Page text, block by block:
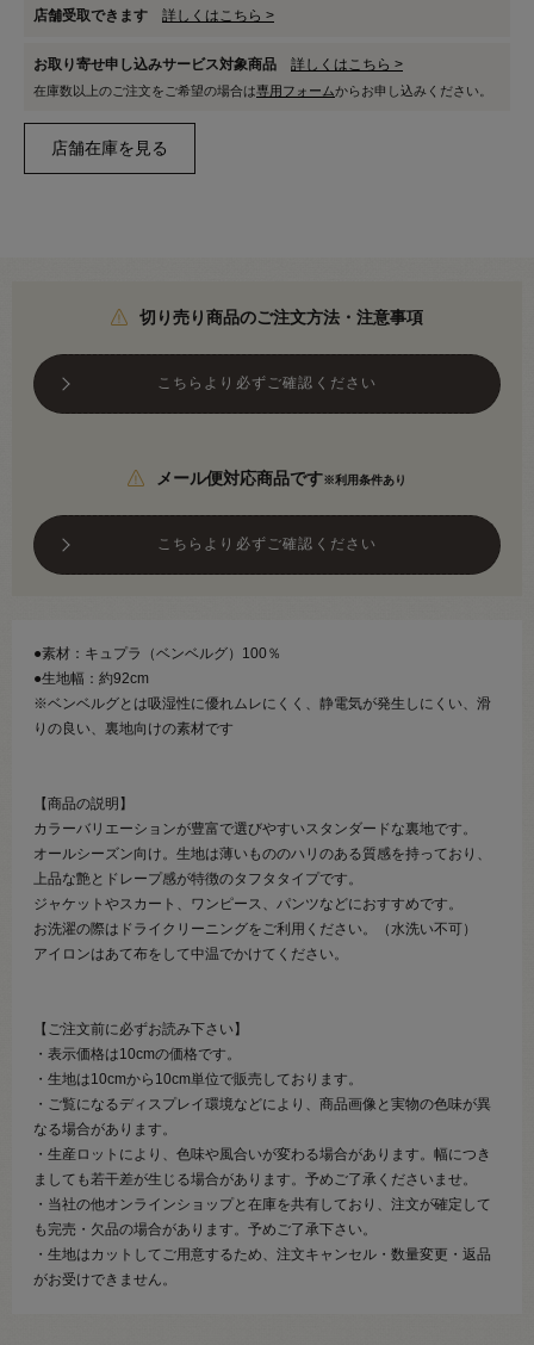
店舗受取できます 詳しくはこちら >
お取り寄せ申し込みサービス対象商品 詳しくはこちら >
在庫数以上のご注文をご希望の場合は専用フォームからお申し込みください。
切り売り商品のご注文方法・注意事項
こちらより必ずご確認ください
メール便対応商品です※利用条件あり
こちらより必ずご確認ください
●素材：キュプラ（ベンベルグ）100％
●生地幅：約92cm
※ベンベルグとは吸湿性に優れムレにくく、静電気が発生しにくい、滑
りの良い、裏地向けの素材です
【商品の説明】
カラーバリエーションが豊富で選びやすいスタンダードな裏地です。
オールシーズン向け。生地は薄いもののハリのある質感を持っており、
上品な艶とドレープ感が特徴のタフタタイプです。
ジャケットやスカート、ワンピース、パンツなどにおすすめです。
お洗濯の際はドライクリーニングをご利用ください。（水洗い不可）
アイロンはあて布をして中温でかけてください。
【ご注文前に必ずお読み下さい】
・表示価格は10cmの価格です。
・生地は10cmから10cm単位で販売しております。
・ご覧になるディスプレイ環境などにより、商品画像と実物の色味が異
なる場合があります。
・生産ロットにより、色味や風合いが変わる場合があります。幅につき
ましても若干差が生じる場合があります。予めご了承くださいませ。
・当社の他オンラインショップと在庫を共有しており、注文が確定して
も完売・欠品の場合があります。予めご了承下さい。
・生地はカットしてご用意するため、注文キャンセル・数量変更・返品
がお受けできません。